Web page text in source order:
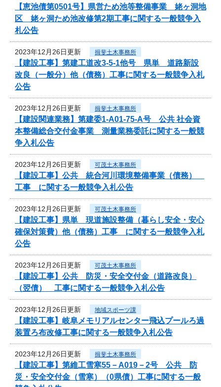
【恵池債第0501号】県営ため池等整備事業 姥ヶ洞地
区 姥ヶ洞ため池改修第2期工事に関する一般競争入
札公告
2023年12月26日更新 揖斐土木事務所
【建設工事】第建工道改3-5-1他号 県単 道路新設
改良（一般分）他（債務）工事に関する一般競争入札
公告
2023年12月26日更新 揖斐土木事務所
【建設関連業務】第建委1-A01-75-A号 公共 社会資
本整備総合交付金事業 測量業務委託に関する一般競
争入札公告
2023年12月26日更新 可茂土木事務所
【建設工事】公共 統合河川環境整備事業（債務）
工事 に関する一般競争入札公告
2023年12月26日更新 可茂土木事務所
【建設工事】県単 現道施設整備（暮らし安全・安心
確保対策費）他（債務）工事 に関する一般競争入札
公告
2023年12月26日更新 可茂土木事務所
【建設工事】公共 防災・安全交付金（道路改良）
（翌債） 工事に関する一般競争入札公告
2023年12月26日更新 地域スポーツ課
【建設工事】岐阜メモリアルセンター飛込プールろ過
装置ろ布改修工事に関する一般競争入札公告
2023年12月26日更新 揖斐土木事務所
【建設工事】第維工雪寒55－A019－2号 公共 防
災・安全交付金（雪寒）（0県債）工事に関する一般